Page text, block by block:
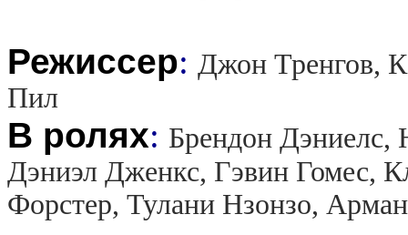
Режиссер: Джон Тренгов,
Пил
В ролях: Брендон
Дэниэл Дженкс, Гэвин Гомес,
Форстер, Тулани Нзонзо,